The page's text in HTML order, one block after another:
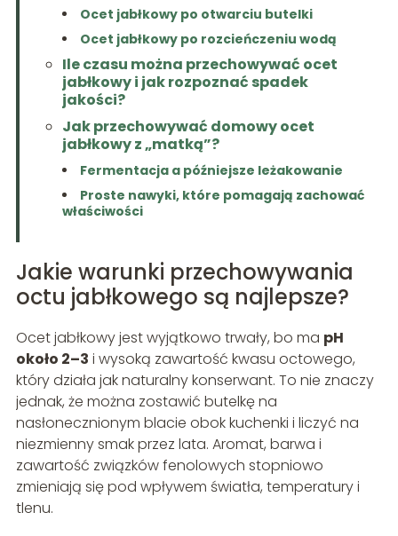
Ocet jabłkowy po otwarciu butelki
Ocet jabłkowy po rozcieńczeniu wodą
Ile czasu można przechowywać ocet
jabłkowy i jak rozpoznać spadek
jakości?
Jak przechowywać domowy ocet
jabłkowy z „matką”?
Fermentacja a późniejsze leżakowanie
Proste nawyki, które pomagają zachować
właściwości
Jakie warunki przechowywania
octu jabłkowego są najlepsze?
Ocet jabłkowy jest wyjątkowo trwały, bo ma pH
około 2–3 i wysoką zawartość kwasu octowego,
który działa jak naturalny konserwant. To nie znaczy
jednak, że można zostawić butelkę na
nasłonecznionym blacie obok kuchenki i liczyć na
niezmienny smak przez lata. Aromat, barwa i
zawartość związków fenolowych stopniowo
zmieniają się pod wpływem światła, temperatury i
tlenu.